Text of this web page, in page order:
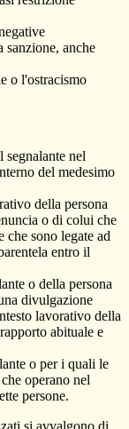
anche
o l'ostracismo
segnalante nel
del medesimo
della persona
o di colui che
sono legate ad
entro il
o della persona
divulgazione
lavorativo della
abituale e
o per i quali le
operano nel
persone.